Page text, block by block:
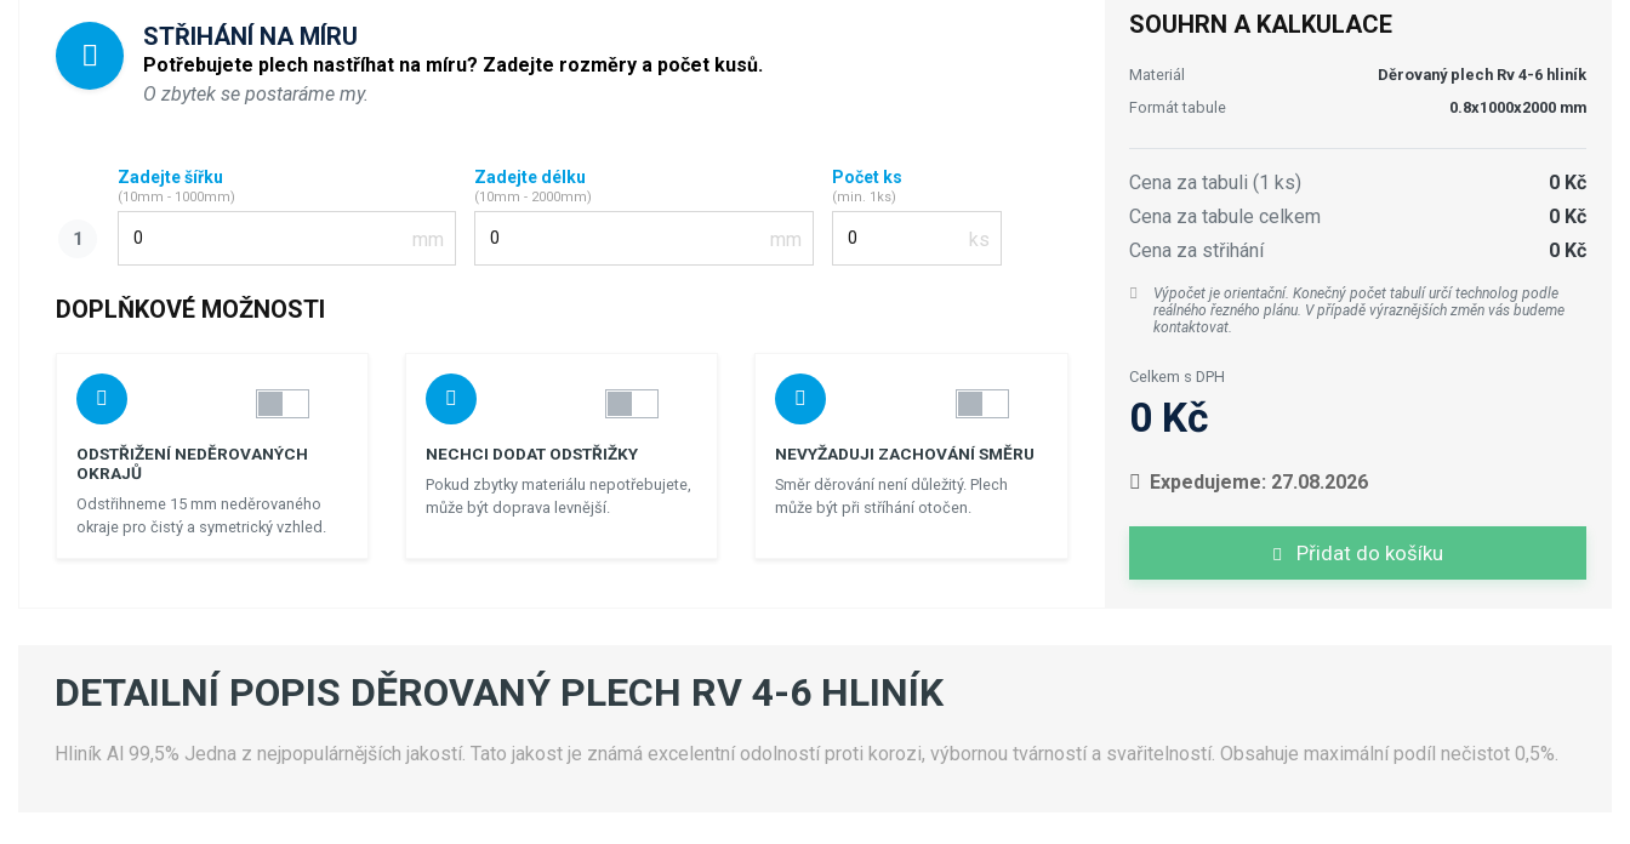
STŘIHÁNÍ NA MÍRU
Potřebujete plech nastříhat na míru? Zadejte rozměry a počet kusů.
O zbytek se postaráme my.
Zadejte šířku
(10mm - 1000mm)
Zadejte délku
(10mm - 2000mm)
Počet ks
(min. 1ks)
DOPLŇKOVÉ MOŽNOSTI
ODSTŘIŽENÍ NEDĚROVANÝCH
OKRAJŮ
Odstřihneme 15 mm neděrovaného
okraje pro čistý a symetrický vzhled.
NECHCI DODAT ODSTŘIŽKY
Pokud zbytky materiálu nepotřebujete,
může být doprava levnější.
NEVYŽADUJI ZACHOVÁNÍ SMĚRU
Směr děrování není důležitý. Plech
může být při stříhání otočen.
SOUHRN A KALKULACE
Materiál
Děrovaný plech Rv 4-6 hliník
Formát tabule
0.8x1000x2000 mm
Cena za tabuli (1 ks)
0 Kč
Cena za tabule celkem
0 Kč
Cena za střihání
0 Kč
Výpočet je orientační. Konečný počet tabulí určí technolog podle
reálného řezného plánu. V případě výraznějších změn vás budeme
kontaktovat.
Celkem s DPH
0 Kč
Expedujeme: 27.08.2026
Přidat do košíku
DETAILNÍ POPIS DĚROVANÝ PLECH RV 4-6 HLINÍK
Hliník Al 99,5% Jedna z nejpopulárnějších jakostí. Tato jakost je známá excelentní odolností proti korozi, výbornou tvárností a svařitelností. Obsahuje maximální podíl nečistot 0,5%.